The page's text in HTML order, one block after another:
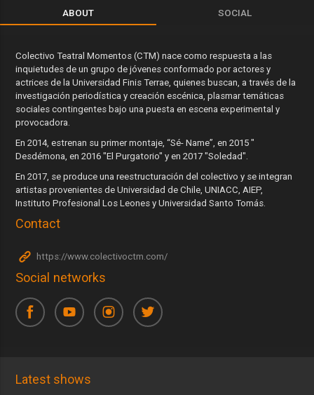
ABOUT SOCIAL
Colectivo Teatral Momentos (CTM) nace como respuesta a las
inquietudes de un grupo de jóvenes conformado por actores y
actrices de la Universidad Finis Terrae, quienes buscan, a través de la
investigación periodística y creación escénica, plasmar temáticas
sociales contingentes bajo una puesta en escena experimental y
provocadora.
​En 2014, estrenan su primer montaje, “Sé- Name”, en 2015 "
Desdémona, en 2016 "El Purgatorio" y en 2017 "Soledad".
​En 2017, se produce una reestructuración del colectivo y se integran
artistas provenientes de Universidad de Chile, UNIACC, AIEP,
Instituto Profesional Los Leones y Universidad Santo Tomás.
Contact
https://www.colectivoctm.com/
Social networks
Latest shows